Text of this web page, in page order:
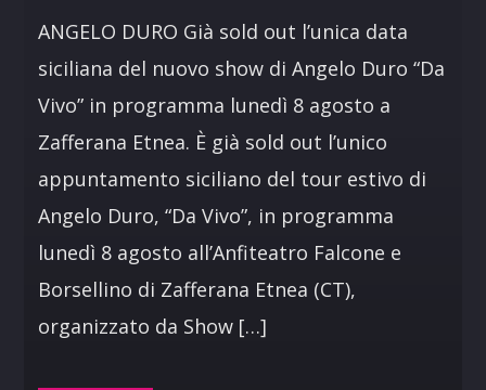
ANGELO DURO Già sold out l’unica data
siciliana del nuovo show di Angelo Duro “Da
Vivo” in programma lunedì 8 agosto a
Zafferana Etnea. È già sold out l’unico
appuntamento siciliano del tour estivo di
Angelo Duro, “Da Vivo”, in programma
lunedì 8 agosto all’Anfiteatro Falcone e
Borsellino di Zafferana Etnea (CT),
organizzato da Show […]